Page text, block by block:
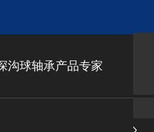
球轴承产品专家
电话号码